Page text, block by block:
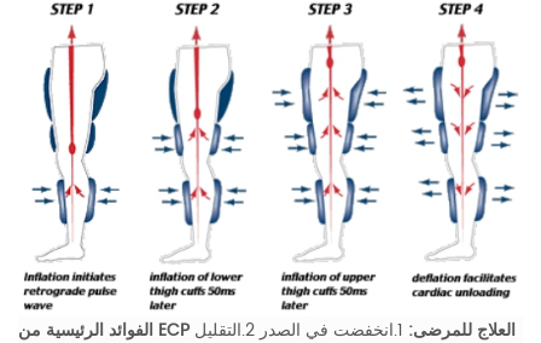
الفوائد الرئيسية من ECP العلاج للمرضى: 1.انخفضت في الصدر 2.التقليل